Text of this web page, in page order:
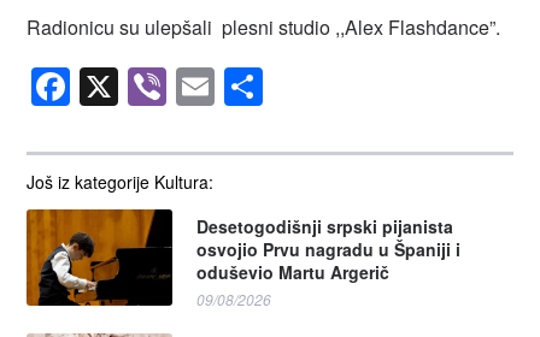
Još iz kategorije Kultura:
Desetogodišnji srpski pijanista
osvojio Prvu nagradu u Španiji i
oduševio Martu Argerič
09/08/2026
Radionicu su ulepšali plesni studio ,,Alex Flashdance”.
Facebook
X ViberEmail